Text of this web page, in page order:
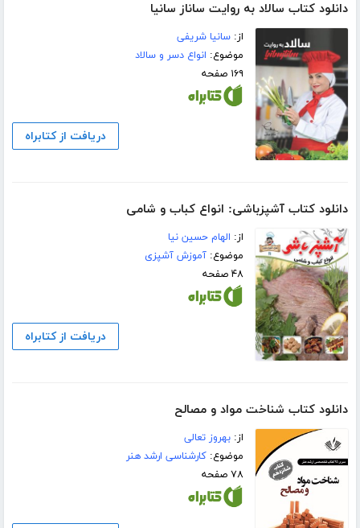
دانلود کتاب سالاد به روایت ساناز سانیا
از:سانیا شریفی
موضوع: انواع دسر و سالاد
۱۶۹ صفحه
دریافت از کتابراه
دانلود کتاب آشپزباشی: انواع کباب و شامى
از: الهام حسین نیا
موضوع:آموزش آشپزی
۴۸ صفحه
دریافت از کتابراه
دانلود کتاب شناخت مواد و مصالح
از:بهروز تعالی
موضوع:کارشناسی ارشد هنر
۷۸ صفحه